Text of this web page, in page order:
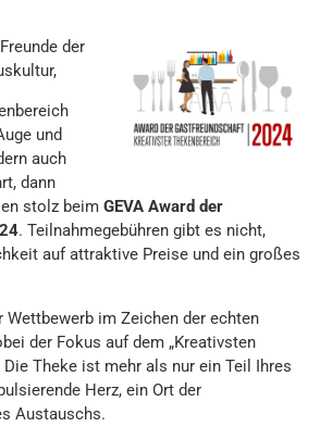
der
und
auch
dann
stolz beim GEVA Award der
. Teilnahmegebühren gibt es nicht,
auf attraktive Preise und ein großes
Wettbewerb im Zeichen der echten
der Fokus auf dem „Kreativsten
Theke ist mehr als nur ein Teil Ihres
Herz, ein Ort der
Austauschs.